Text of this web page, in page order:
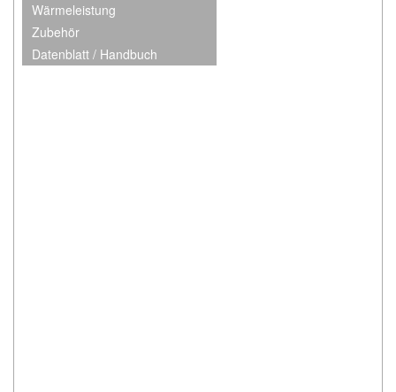
Wärmeleistung
Zubehör
Datenblatt / Handbuch